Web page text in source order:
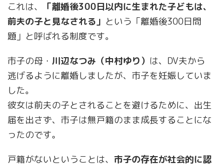
これは、
「離婚後300日以内に生まれた子どもは、
前夫の子と見なされる」 という「離婚後300日問
題」と呼ばれる制度です。
市子の母・ 川辺なつみ（中村ゆり） は、DV夫から
逃げるように離婚しましたが、市子を妊娠していま
した。
彼女は前夫の子とされることを避けるために、出生
届を出さず、市子は無戸籍のまま成長することにな
ったのです。
戸籍がないということは、 市子の存在が社会的に認